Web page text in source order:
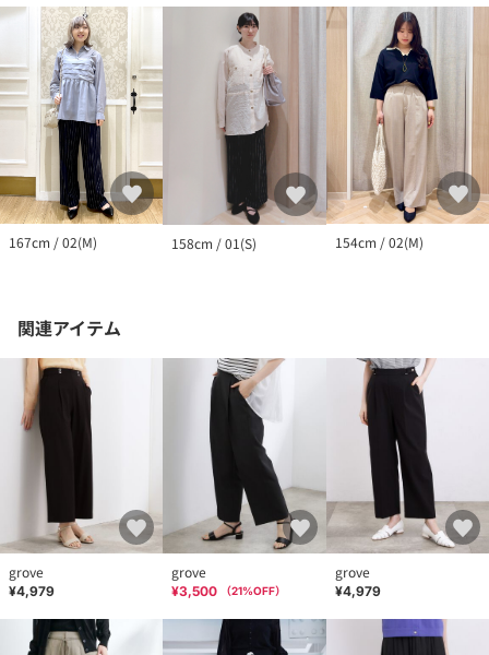
167cm / 02(M) 158cm / 01(S) 154cm / 02(M)
関連アイテム
grove
¥4,979
grove
¥3,500 （21%OFF）
grove
¥4,979